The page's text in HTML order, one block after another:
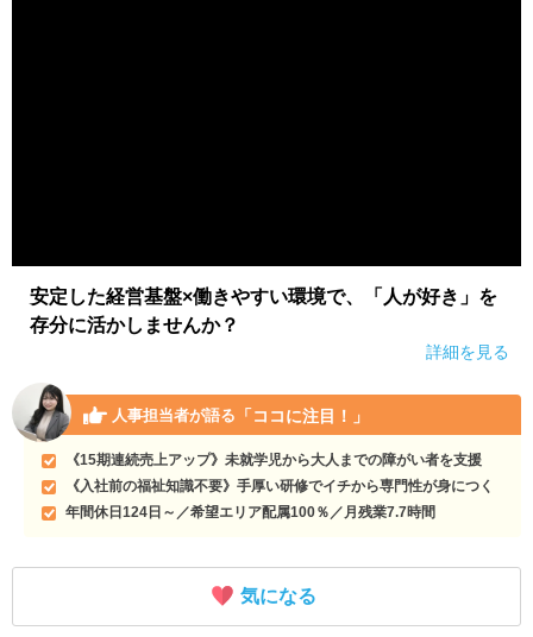
安定した経営基盤×働きやすい環境で、「人が好き」を
存分に活かしませんか？
詳細を見る
人事担当者が語る 「ココに注目！」
《15期連続売上アップ》未就学児から大人までの障がい者を支援
《入社前の福祉知識不要》手厚い研修でイチから専門性が身につく
年間休日124日～／希望エリア配属100％／月残業7.7時間
気になる